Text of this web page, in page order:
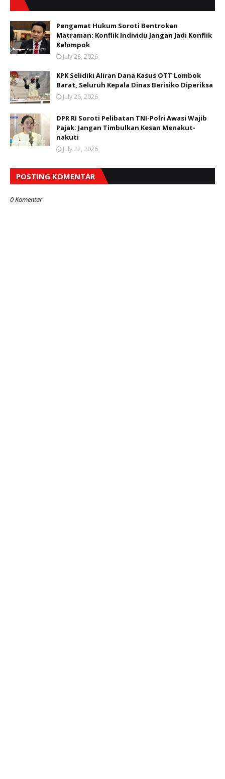
Pengamat Hukum Soroti Bentrokan
Matraman: Konflik Individu Jangan Jadi Konflik
Kelompok
July 28, 2026
KPK Selidiki Aliran Dana Kasus OTT Lombok
Barat, Seluruh Kepala Dinas Berisiko Diperiksa
July 26, 2026
DPR RI Soroti Pelibatan TNI-Polri Awasi Wajib
Pajak: Jangan Timbulkan Kesan Menakut-
nakuti
July 22, 2026
POSTING KOMENTAR
0 Komentar